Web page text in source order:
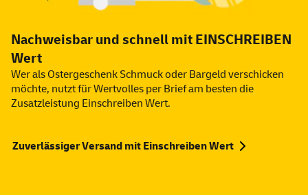
Nachweisbar und schnell mit EINSCHREIBEN
Wert
Wer als Ostergeschenk Schmuck oder Bargeld verschicken
möchte, nutzt für Wertvolles per Brief am besten die
Zusatzleistung Einschreiben Wert.
Zuverlässiger Versand mit Einschreiben Wert